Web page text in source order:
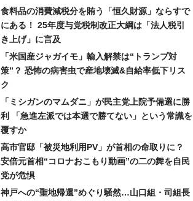
食料品の消費減税分を賄う「恒久財源」ならすで
にある！ 25年度与党税制改正大綱は「法人税引
き上げ」に言及
「米国産ジャガイモ」輸入解禁は“トランプ対
策”？ 恐怖の病害虫で産地壊滅&自給率低下リス
ク
「ミシガンのマムダニ」が民主党上院予備選に勝
利 「急進左派では本選で勝てない」という常識を
覆すか
高市官邸「被災地利用PV」が首相の命取りに？
安倍元首相“コロナおこもり動画”の二の舞を自民
党が危惧
神戸への“聖地帰還”めぐり騒然…山口組・司組長